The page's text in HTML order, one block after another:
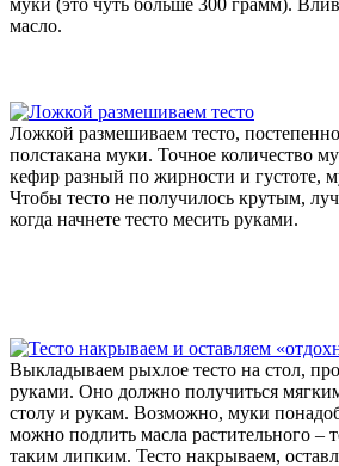
масло.
Ложкой размешиваем тесто,
полстакана муки. Точное количество
кефир разный по жирности и густоте,
Чтобы тесто не получилось крутым,
когда начнете тесто месить руками.
Выкладываем рыхлое тесто на стол,
руками. Оно должно получиться
столу и рукам. Возможно, муки
можно подлить масла растительного –
таким липким. Тесто накрываем,